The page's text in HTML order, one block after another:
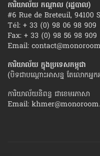
ការិយាល័យ កណ្ដាល (រដ្ឋបាល)
#6 Rue de Breteuil, 94100
Tél: + 33 (0) 98 06 98 909
Fax: + 33 (0) 98 56 98 909
Email:
ការិយាល័យ ក្នុង​ប្រទេស​កម្ពុជា
(បិទជាបណ្ដោះអាសន្ន តែលោកអ្ន
ការិយាល័យនិពន្ធ ជាខេមរភាសា
Email: